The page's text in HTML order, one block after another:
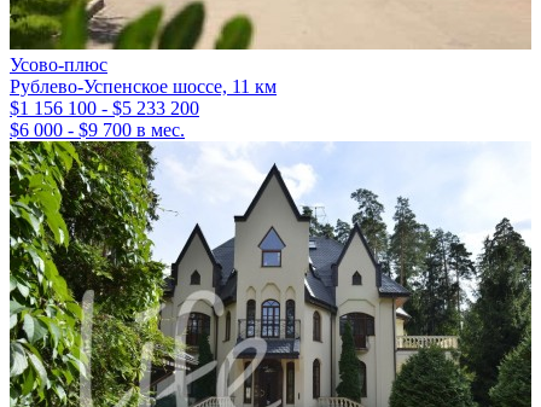
Усово-плюс
Рублево-Успенское шоссе, 11 км
$1 156 100 - $5 233 200
$6 000 - $9 700 в мес.